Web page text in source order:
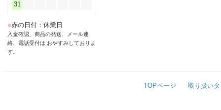
31
■赤の日付：休業日
入金確認、商品の発送、メール連
絡、電話受付は おやすみしておりま
す。
TOPページ 取り扱い